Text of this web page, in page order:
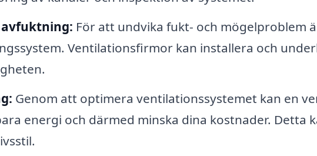
avfuktning: För att undvika fukt- och mögelproblem
Ventilationsfirmor kan installera och
Genom att optimera ventilationssystemet kan en
energi och därmed minska dina kostnader. Detta